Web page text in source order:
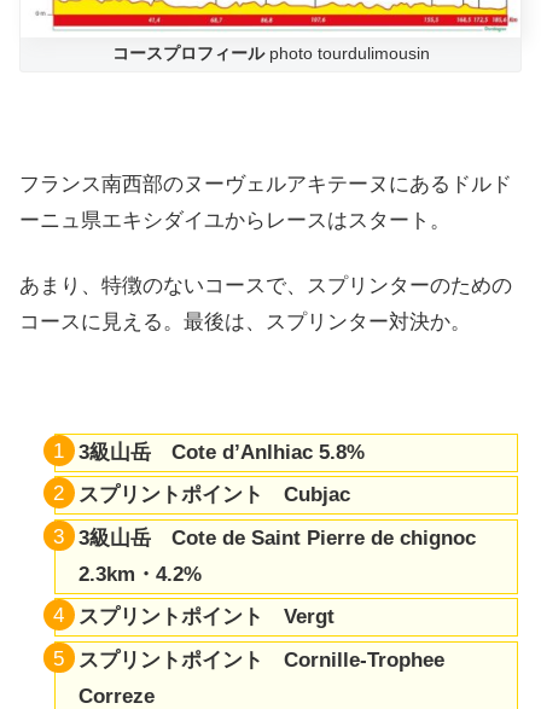
コースプロフィールphoto tourdulimousin
フランス南西部のヌーヴェルアキテーヌにあるドルド
ーニュ県エキシダイユからレースはスタート。
あまり、特徴のないコースで、スプリンターのための
コースに見える。最後は、スプリンター対決か。
3級山岳 Cote d’Anlhiac 5.8%
スプリントポイント Cubjac
3級山岳 Cote de Saint Pierre de chignoc
2.3km・4.2%
スプリントポイント Vergt
スプリントポイント Cornille-Trophee
Correze